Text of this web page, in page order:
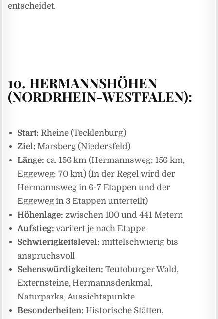
entscheidet.
10. HERMANNSHÖHEN
(NORDRHEIN-WESTFALEN):
Start: Rheine (Tecklenburg)
Ziel: Marsberg (Niedersfeld)
Länge:ca. 156 km (Hermannsweg: 156 km,
Eggeweg: 70 km) (In der Regel wird der
Hermannsweg in 6-7 Etappen und der
Eggeweg in 3 Etappen unterteilt)
Höhenlage: zwischen 100 und 441 Metern
Aufstieg: variiert je nach Etappe
Schwierigkeitslevel: mittelschwierig bis
anspruchsvoll
Sehenswürdigkeiten: Teutoburger Wald,
Externsteine, Hermannsdenkmal,
Naturparks, Aussichtspunkte
Besonderheiten: Historische Stätten,